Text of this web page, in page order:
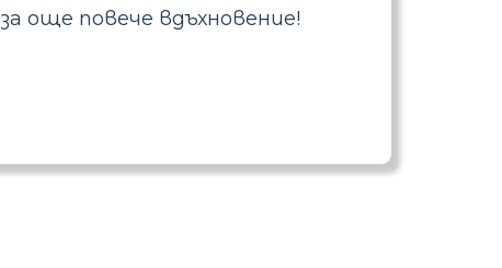
за още повече вдъхновение!